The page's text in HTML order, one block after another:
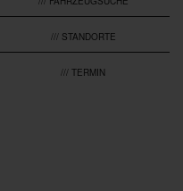
/// STANDORTE
/// TERMIN